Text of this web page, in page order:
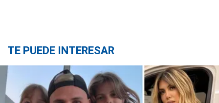
TE PUEDE INTERESAR